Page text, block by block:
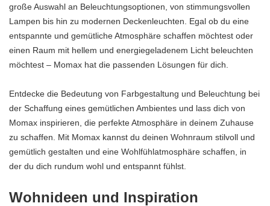
große Auswahl an Beleuchtungsoptionen, von stimmungsvollen
Lampen bis hin zu modernen Deckenleuchten. Egal ob du eine
entspannte und gemütliche Atmosphäre schaffen möchtest oder
einen Raum mit hellem und energiegeladenem Licht beleuchten
möchtest – Momax hat die passenden Lösungen für dich.
Entdecke die Bedeutung von Farbgestaltung und Beleuchtung bei
der Schaffung eines gemütlichen Ambientes und lass dich von
Momax inspirieren, die perfekte Atmosphäre in deinem Zuhause
zu schaffen. Mit Momax kannst du deinen Wohnraum stilvoll und
gemütlich gestalten und eine Wohlfühlatmosphäre schaffen, in
der du dich rundum wohl und entspannt fühlst.
Wohnideen und Inspiration